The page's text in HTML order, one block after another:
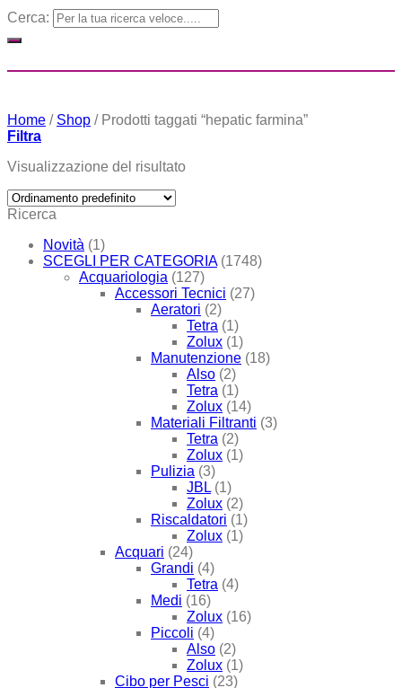
Cerca:
Home / Shop /Prodotti taggati “hepatic farmina”
Filtra
Visualizzazione del risultato
Ricerca
Novità (1)
SCEGLI PER CATEGORIA (1748)
Acquariologia (127)
Accessori Tecnici (27)
Aeratori (2)
Tetra (1)
Zolux (1)
Manutenzione (18)
Also (2)
Tetra (1)
Zolux (14)
Materiali Filtranti (3)
Tetra (2)
Zolux (1)
Pulizia (3)
JBL (1)
Zolux (2)
Riscaldatori (1)
Zolux (1)
Acquari (24)
Grandi (4)
Tetra (4)
Medi (16)
Zolux (16)
Piccoli (4)
Also (2)
Zolux (1)
Cibo per Pesci (23)